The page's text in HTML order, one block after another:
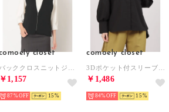
closet
￥1,157
87% 15
comoely closet
￥1,486
84% 15